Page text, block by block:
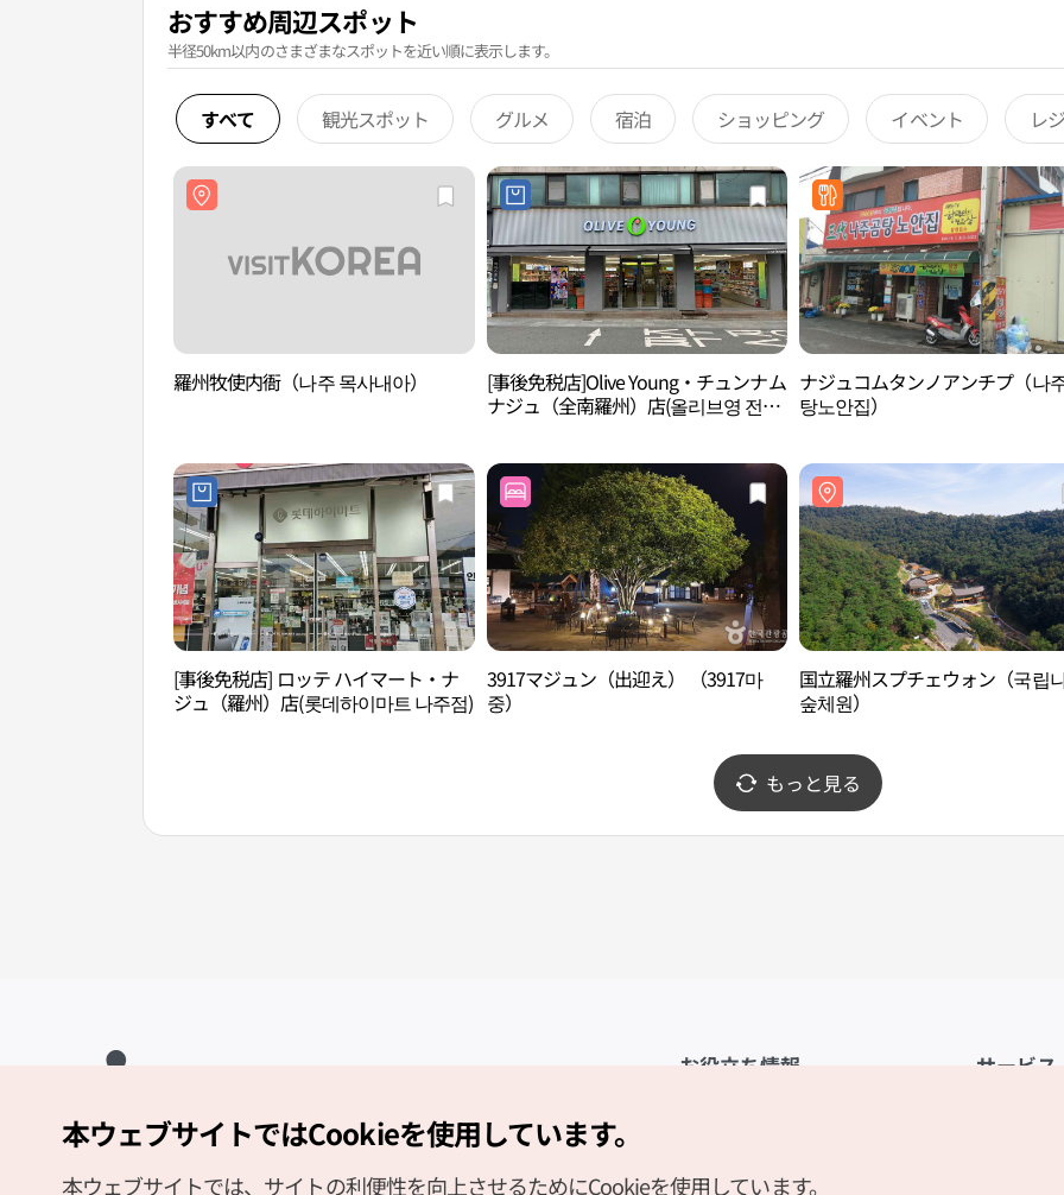
おすすめ周辺スポット
半径50km以内のさまざまなスポットを近い順に表示します。
すべて 観光スポット グルメ 宿泊 ショッピング イベント レ
羅州牧使内衙（나주 목사내아）
[事後免税店]Olive Young・チュンナム
ナジュ（全南羅州）店(올리브영 전남
ナジュコムタンノアンチプ（나
탕노안집）
[事後免税店] ロッテ ハイマート・ナ
ジュ（羅州）店(롯데하이마트 나주점)
3917マジュン（出迎え） （3917마
중）
国立羅州スプチェウォン（국립
숲체원）
もっと見る
お役立ち情報 サービス
Copyright (c) Korea Tourism Organization All Rights Reserved.
サイトエラー報告
公式メール
本ウェブサイトではCookieを使用しています。
本ウェブサイトでは、サイトの利便性を向上させるためにCookieを使用しています。